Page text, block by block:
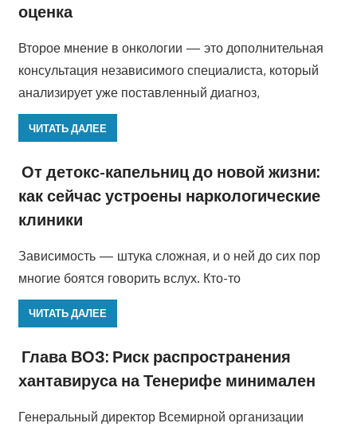
оценка
Второе мнение в онкологии — это дополнительная
консультация независимого специалиста, который
анализирует уже поставленный диагноз,
ЧИТАТЬ ДАЛЕЕ
От детокс-капельниц до новой жизни:
как сейчас устроены наркологические
клиники
Зависимость — штука сложная, и о ней до сих пор
многие боятся говорить вслух. Кто-то
ЧИТАТЬ ДАЛЕЕ
Глава ВОЗ: Риск распространения
хантавируса на Тенерифе минимален
Генеральный директор Всемирной организации